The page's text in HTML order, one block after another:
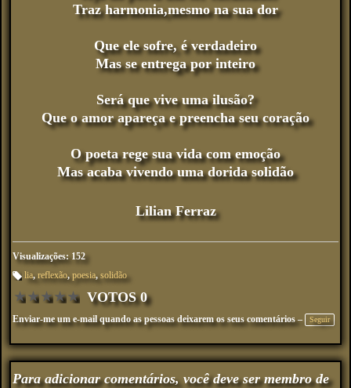
Traz harmonia,mesmo na sua dor
Que ele sofre, é verdadeiro
Mas se entrega por inteiro
Será que vive uma ilusão?
Que o amor apareça e preencha seu coração
O poeta rege sua vida com emoção
Mas acaba vivendo uma dorida solidão
Lilian Ferraz
Visualizações: 152
ar
ca
çõ
es
lia, reflexão, poesia, solidão
★ ★ ★ ★ ★ VOTOS 0
Enviar-me um e-mail quando as pessoas deixarem os seus comentários – Seguir
Para adicionar comentários, você deve ser membro de